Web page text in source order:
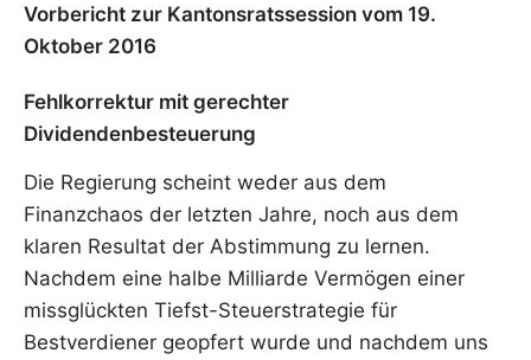
Vorbericht zur Kantonsratssession vom 19.
Oktober 2016
Fehlkorrektur mit gerechter
Dividendenbesteuerung
Die Regierung scheint weder aus dem
Finanzchaos der letzten Jahre, noch aus dem
klaren Resultat der Abstimmung zu lernen.
Nachdem eine halbe Milliarde Vermögen einer
missglückten Tiefst-Steuerstrategie für
Bestverdiener geopfert wurde und nachdem uns